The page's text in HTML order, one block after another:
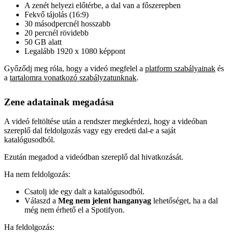
A zenét helyezi előtérbe, a dal van a főszerepben
Fekvő tájolás (16:9)
30 másodpercnél hosszabb
20 percnél rövidebb
50 GB alatt
Legalább 1920 x 1080 képpont
Győződj meg róla, hogy a videó megfelel a platform szabályainak és
a tartalomra vonatkozó szabályzatunknak.
Zene adatainak megadása
A videó feltöltése után a rendszer megkérdezi, hogy a videóban
szereplő dal feldolgozás vagy egy eredeti dal-e a saját
katalógusodból.
Ezután megadod a videódban szereplő dal hivatkozását.
Ha nem feldolgozás:
Csatolj ide egy dalt a katalógusodból.
Válaszd a Meg nem jelent hanganyag lehetőséget, ha a dal
még nem érhető el a Spotifyon.
Ha feldolgozás: